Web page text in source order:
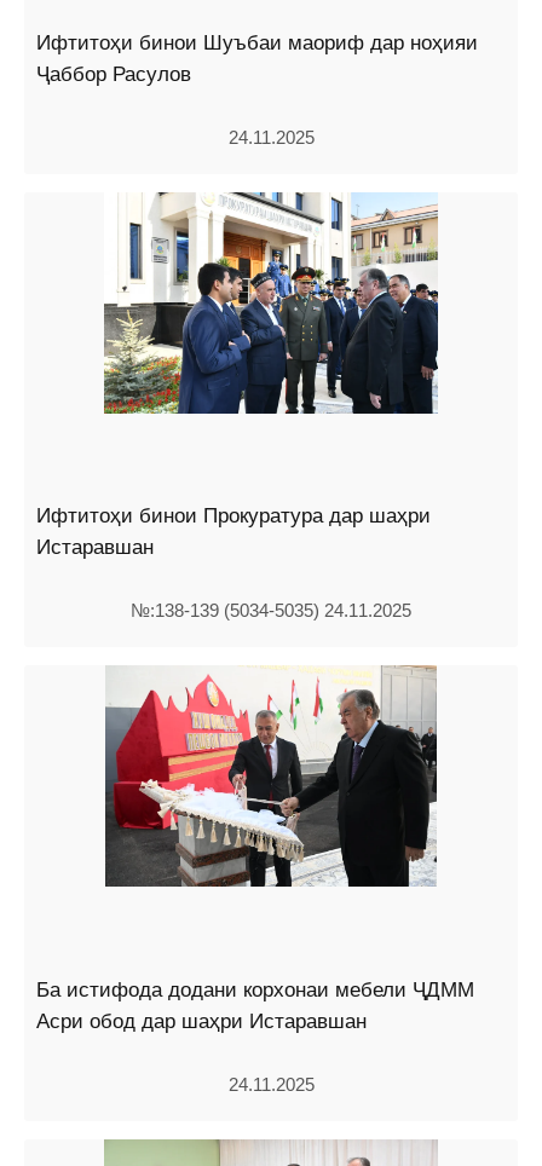
Ифтитоҳи бинои Шуъбаи маориф дар ноҳияи
Ҷаббор Расулов
24.11.2025
Ифтитоҳи бинои Прокуратура дар шаҳри
Истаравшан
№:138-139 (5034-5035) 24.11.2025
Ба истифода додани корхонаи мебели ҶДММ
Асри обод дар шаҳри Истаравшан
24.11.2025